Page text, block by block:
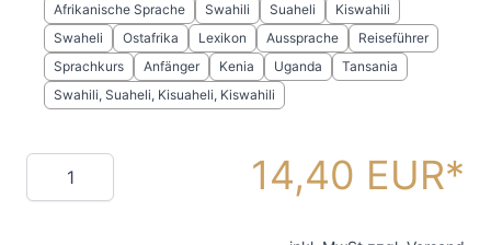
Afrikanische Sprache
Swahili Suaheli
Kiswahili
Swaheli
Ostafrika Lexikon Aussprache
Reiseführer
Sprachkurs
Anfänger Kenia Uganda
Tansania
Swahili, Suaheli, Kisuaheli, Kiswahili
Menge 14,40 EUR